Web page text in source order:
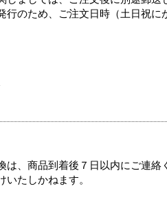
行のため、ご注文日時（土日祝
は、商品到着後７日以内にご連
たしかねます。